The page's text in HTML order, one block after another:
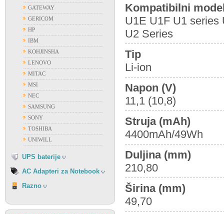
GATEWAY
GERICOM
HP
IBM
KOHJINSHA
LENOVO
MITAC
MSI
NEC
SAMSUNG
SONY
TOSHIBA
UNIWILL
UPS baterije
FIAMM
FIRST POWER
OSTALI PROIZVOĐAČI
VISION
AC Adapteri za Notebook
ACER
APPLE
ASUS
DELL
FUJITSU
GATEWAY
HP
IBM
LENOVO
NEC
SAMSUNG
SONY
TOSHIBA
Razno
Kompatibilni
U1E U1F U1 series
U2 Series
Tip
Li-ion
Napon (V)
11,1 (10,8)
Struja (mAh)
4400mAh/49Wh
Duljina (mm)
210,80
Širina (mm)
49,70